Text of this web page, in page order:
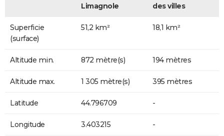
Limagnole
des villes
Superficie
(surface)
51,2 km² 18,1 km²
Altitude min. 872 mètre(s) 194 mètres
Altitude max. 1 305 mètre(s) 395 mètres
Latitude 44.796709 -
Longitude 3.403215 -